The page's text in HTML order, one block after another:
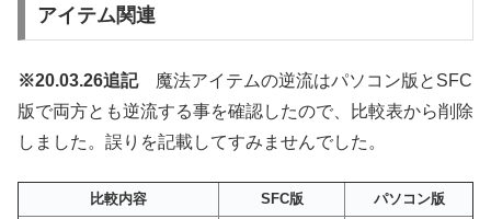
アイテム関連
※20.03.26追記魔法アイテムの逆流はパソコン版とSFC
版で両方とも逆流する事を確認したので、比較表から削除
しました。誤りを記載してすみませんでした。
比較内容 SFC版 パソコン版